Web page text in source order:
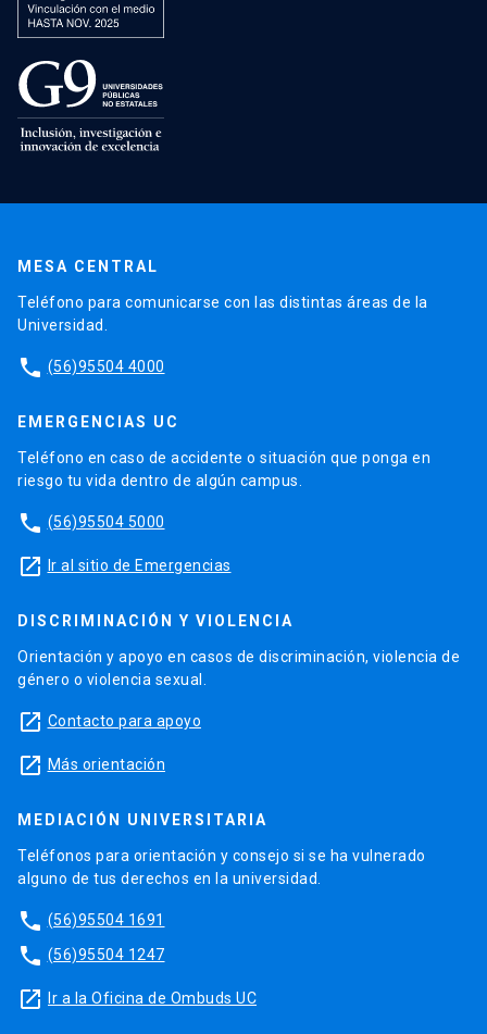
MESA CENTRAL
Teléfono para comunicarse con las distintas áreas de la
Universidad.
phone (56)95504 4000
EMERGENCIAS UC
Teléfono en caso de accidente o situación que ponga en
riesgo tu vida dentro de algún campus.
phone (56)95504 5000
launch Ir al sitio de Emergencias
DISCRIMINACIÓN Y VIOLENCIA
Orientación y apoyo en casos de discriminación, violencia de
género o violencia sexual.
launch Contacto para apoyo
launch Más orientación
MEDIACIÓN UNIVERSITARIA
Teléfonos para orientación y consejo si se ha vulnerado
alguno de tus derechos en la universidad.
phone (56)95504 1691
phone (56)95504 1247
launch Ir a la Oficina de Ombuds UC